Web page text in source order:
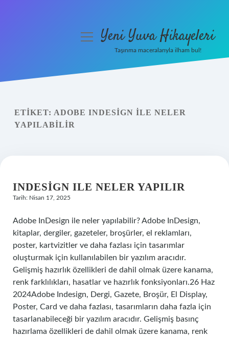
Yasal Uyarı
menüyüYeni Yuva Hikayeleri
Taşınma maceralarıyla ilham bul!
ETIKET: ADOBE INDESIGN ILE NELER
YAPILABILIR
INDESIGN ILE NELER YAPILIR
Tarih: Nisan 17, 2025
Adobe InDesign ile neler yapılabilir? Adobe InDesign,
kitaplar, dergiler, gazeteler, broşürler, el reklamları,
poster, kartvizitler ve daha fazlası için tasarımlar
oluşturmak için kullanılabilen bir yazılım aracıdır.
Gelişmiş hazırlık özellikleri de dahil olmak üzere kanama,
renk farklılıkları, hasatlar ve hazırlık fonksiyonları.26 Haz
2024Adobe Indesign, Dergi, Gazete, Broşür, El Display,
Poster, Card ve daha fazlası, tasarımların daha fazla için
tasarlanabileceği bir yazılım aracıdır. Gelişmiş basınç
hazırlama özellikleri de dahil olmak üzere kanama, renk